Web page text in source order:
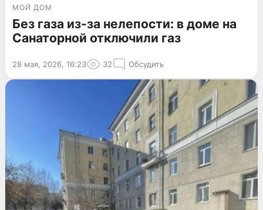
МОЙ ДОМ
Без газа из-за нелепости: в доме на
Санаторной отключили газ
28 мая, 2026, 16:23 32 Обсудить